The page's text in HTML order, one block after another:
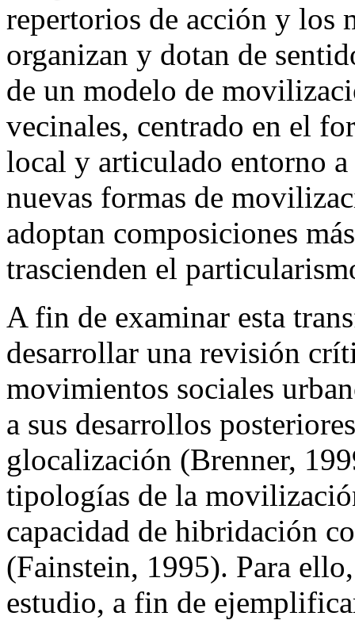
repertorios de acción y los
organizan y dotan de
de un modelo de
vecinales, centrado en el
local y articulado entorno
nuevas formas de
adoptan composiciones
trascienden el
A fin de examinar esta
desarrollar una revisión
movimientos sociales
a sus desarrollos
glocalización (Brenner,
tipologías de la
capacidad de hibridación
(Fainstein, 1995). Para
estudio, a fin de